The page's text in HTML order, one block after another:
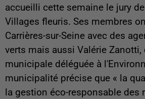
accueilli cette semaine le jury
Villages fleuris. Ses membres
Carrières-sur-Seine avec des
verts mais aussi Valérie
municipale déléguée à
municipalité précise que « la
la gestion éco-responsable des